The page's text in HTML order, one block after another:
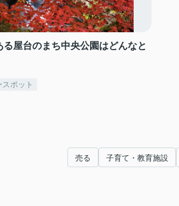
る屋台のまち中央公園はどんなと
ポット
売る 子育て・教育施設